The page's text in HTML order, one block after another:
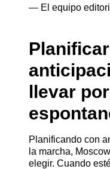
— El equipo
llevar
Planificando con
la marcha,
elegir. Cuando